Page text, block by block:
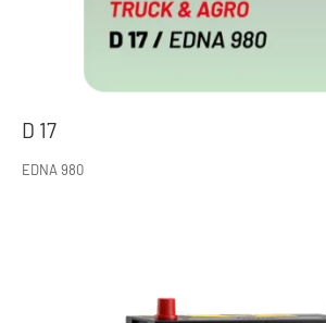
D 17
EDNA 980